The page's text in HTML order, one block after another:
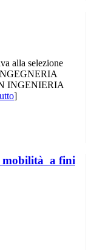
alla selezione
INGENIERIA
]
mobilità a fini